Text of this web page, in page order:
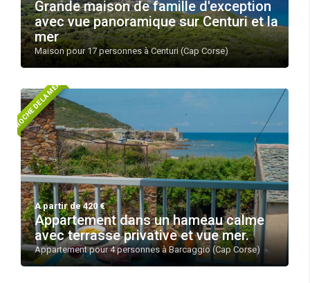
Grande maison de famille d'exception
avec vue panoramique sur Centuri et la
mer
Maison pour 17 personnes à Centuri (Cap Corse)
PROCHE DE LA MER !
A partir de 420 €
Appartement dans un hameau calme
avec terrasse privative et vue mer.
Appartement pour 4 personnes à Barcaggio (Cap Corse)